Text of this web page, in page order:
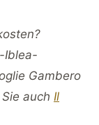
Iblea-
Gambero
auch Il